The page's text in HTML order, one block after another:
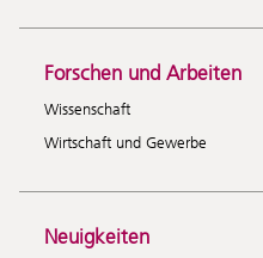
Forschen und Arbeiten
Wissenschaft
Wirtschaft und Gewerbe
Neuigkeiten